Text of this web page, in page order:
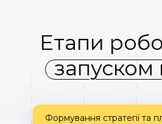
Формування стратегії та
Етапи
запуском